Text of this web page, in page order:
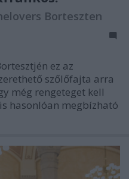
Borteszten
ez az
szőlőfajta arra
még rengeteget kell
hasonlóan megbízható